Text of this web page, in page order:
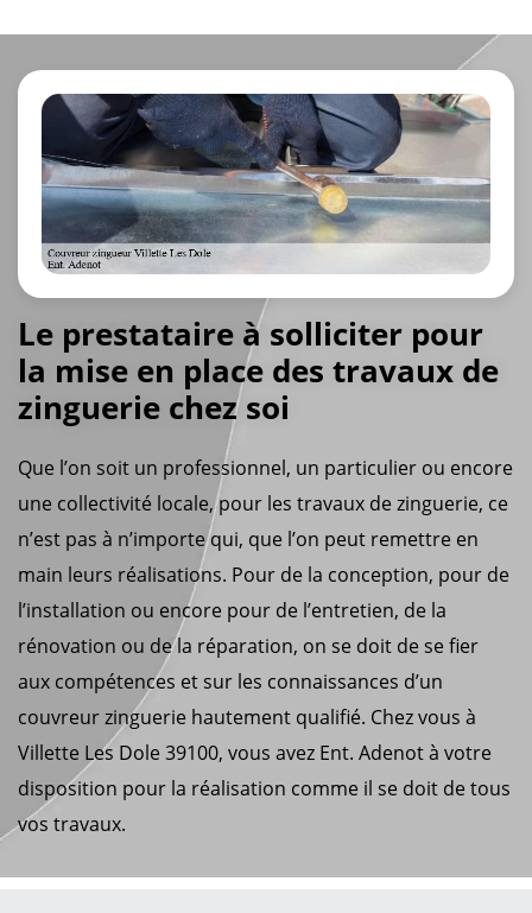
Le prestataire à solliciter pour
la mise en place des travaux de
zinguerie chez soi
Que l’on soit un professionnel, un particulier ou encore
une collectivité locale, pour les travaux de zinguerie, ce
n’est pas à n’importe qui, que l’on peut remettre en
main leurs réalisations. Pour de la conception, pour de
l’installation ou encore pour de l’entretien, de la
rénovation ou de la réparation, on se doit de se fier
aux compétences et sur les connaissances d’un
couvreur zinguerie hautement qualifié. Chez vous à
Villette Les Dole 39100, vous avez Ent. Adenot à votre
disposition pour la réalisation comme il se doit de tous
vos travaux.